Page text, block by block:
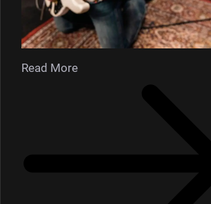
Read More